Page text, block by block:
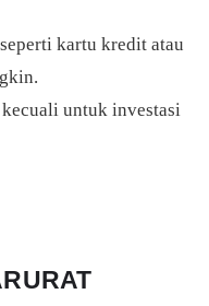
kartu kredit atau
untuk investasi